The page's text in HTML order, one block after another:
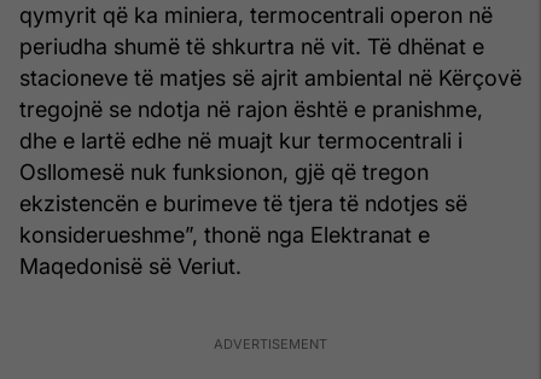
qymyrit që ka miniera, termocentrali operon në
periudha shumë të shkurtra në vit. Të dhënat e
stacioneve të matjes së ajrit ambiental në Kërçovë
tregojnë se ndotja në rajon është e pranishme,
dhe e lartë edhe në muajt kur termocentrali i
Osllomesë nuk funksionon, gjë që tregon
ekzistencën e burimeve të tjera të ndotjes së
konsiderueshme”, thonë nga Elektranat e
Maqedonisë së Veriut.